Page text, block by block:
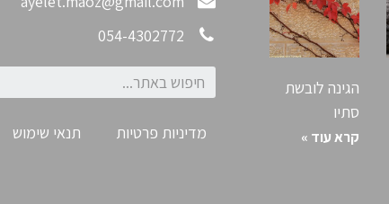
הגינה לובשת
סתיו
קרא עוד »
054-4302772
מדיניות פרטיות תנאי שימוש